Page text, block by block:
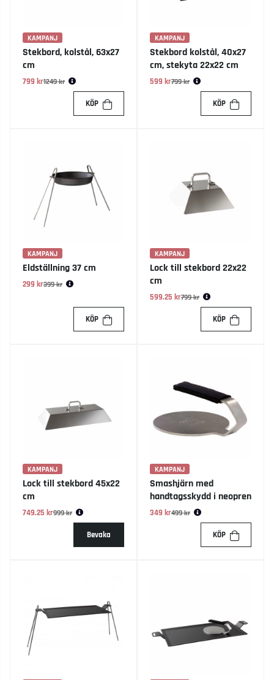
KAMPANJ
Stekbord, kolstål, 63x27
cm
799 kr
Ordinarie pris:
1249 kr
KÖP
KAMPANJ
Stekbord kolstål, 40x27
cm, stekyta 22x22 cm
599 kr
Ordinarie pris:
799 kr
KÖP
KAMPANJ
Eldställning 37 cm
299 kr
Ordinarie pris:
399 kr
KÖP
KAMPANJ
Lock till stekbord 22x22
cm
599.25 kr
Ordinarie pris:
799 kr
KÖP
KAMPANJ
Lock till stekbord 45x22
cm
749.25 kr
Ordinarie pris:
999 kr
Bevaka
KAMPANJ
Smashjärn med
handtagsskydd i neopren
349 kr
Ordinarie pris:
499 kr
KÖP